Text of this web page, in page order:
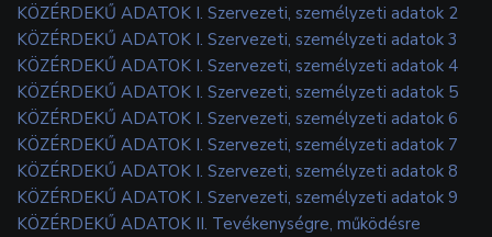
KÖZÉRDEKŰ ADATOK I. Szervezeti, személyzeti adatok 2
KÖZÉRDEKŰ ADATOK I. Szervezeti, személyzeti adatok 3
KÖZÉRDEKŰ ADATOK I. Szervezeti, személyzeti adatok 4
KÖZÉRDEKŰ ADATOK I. Szervezeti, személyzeti adatok 5
KÖZÉRDEKŰ ADATOK I. Szervezeti, személyzeti adatok 6
KÖZÉRDEKŰ ADATOK I. Szervezeti, személyzeti adatok 7
KÖZÉRDEKŰ ADATOK I. Szervezeti, személyzeti adatok 8
KÖZÉRDEKŰ ADATOK I. Szervezeti, személyzeti adatok 9
KÖZÉRDEKŰ ADATOK II. Tevékenységre, működésre